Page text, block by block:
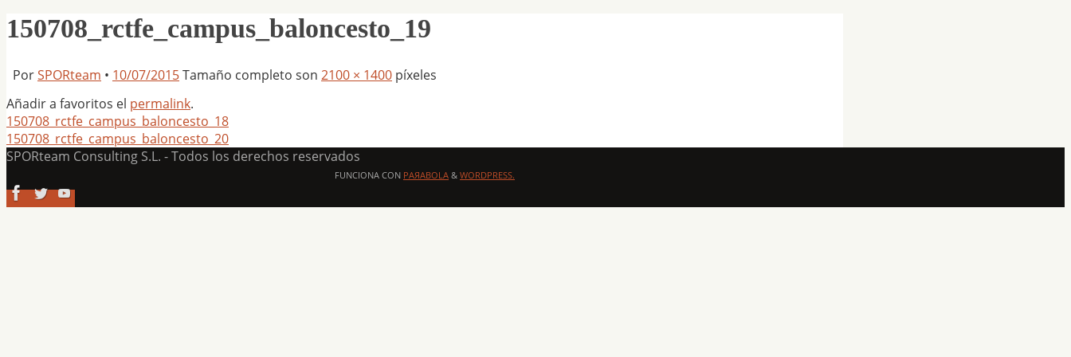
150708_rctfe_campus_baloncesto_19
PorSPORteam • 10/07/2015Tamaño completo son 2100 × 1400 píxeles
Añadir a favoritos el permalink.
150708_rctfe_campus_baloncesto_18
150708_rctfe_campus_baloncesto_20
SPORteam Consulting S.L. - Todos los derechos reservados
FUNCIONA CON PAЯABOLA & WORDPRESS.